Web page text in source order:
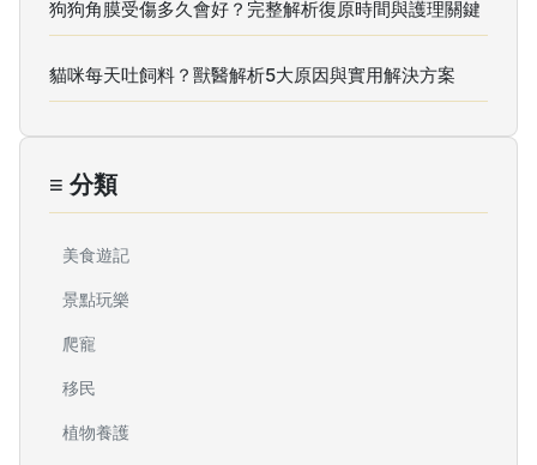
狗狗角膜受傷多久會好？完整解析復原時間與護理關鍵
貓咪每天吐飼料？獸醫解析5大原因與實用解決方案
≡ 分類
美食遊記
景點玩樂
爬寵
移民
植物養護